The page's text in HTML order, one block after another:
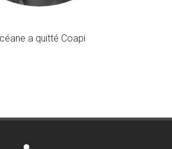
a quitté Coapi